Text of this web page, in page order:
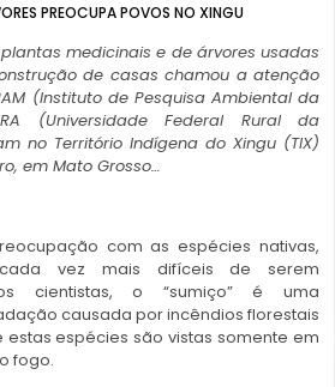
PREOCUPA POVOS NO XINGU
medicinais e de árvores usadas
de casas chamou a atenção
(Instituto de Pesquisa Ambiental da
(Universidade Federal Rural da
no Território Indígena do Xingu (TIX)
em Mato Grosso…
com as espécies nativas,
vez mais difíceis de serem
cientistas, o “sumiço” é uma
causada por incêndios florestais
espécies são vistas somente em
fogo.